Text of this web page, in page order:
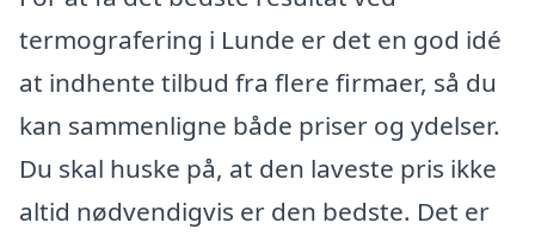
termografering i Lunde er det en god idé
at indhente tilbud fra flere firmaer, så du
kan sammenligne både priser og ydelser.
Du skal huske på, at den laveste pris ikke
altid nødvendigvis er den bedste. Det er